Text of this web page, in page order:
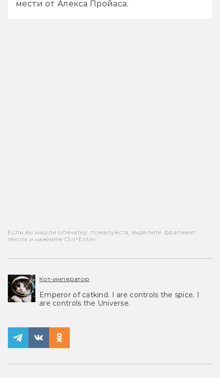
мести от Алекса Пройаса.
Если вы нашли опечатку, пожалуйста, выделите фрагмент
текста и нажмите Ctrl+Enter.
Кот-император
Emperor of catkind. I are controls the spice, I
are controls the Universe.